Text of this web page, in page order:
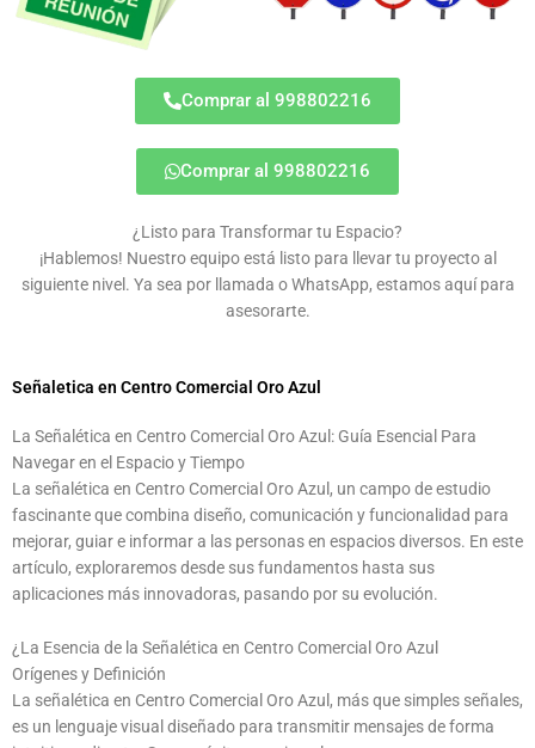
Comprar al 998802216
Comprar al 998802216
¿Listo para Transformar tu Espacio?
¡Hablemos! Nuestro equipo está listo para llevar tu proyecto al
siguiente nivel. Ya sea por llamada o WhatsApp, estamos aquí para
asesorarte.
Señaletica en Centro Comercial Oro Azul
La Señalética en Centro Comercial Oro Azul: Guía Esencial Para
Navegar en el Espacio y Tiempo
La señalética en Centro Comercial Oro Azul, un campo de estudio
fascinante que combina diseño, comunicación y funcionalidad para
mejorar, guiar e informar a las personas en espacios diversos. En este
artículo, exploraremos desde sus fundamentos hasta sus
aplicaciones más innovadoras, pasando por su evolución.
¿La Esencia de la Señalética en Centro Comercial Oro Azul
Orígenes y Definición
La señalética en Centro Comercial Oro Azul, más que simples señales,
es un lenguaje visual diseñado para transmitir mensajes de forma